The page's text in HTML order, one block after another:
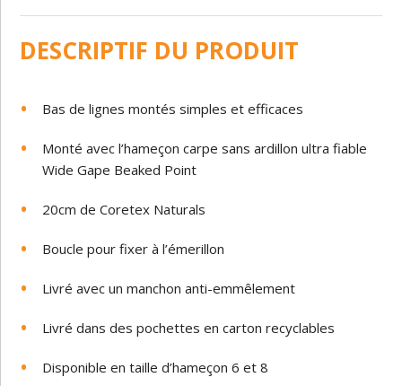
DESCRIPTIF DU PRODUIT
Bas de lignes montés simples et efficaces
Monté avec l’hameçon carpe sans ardillon ultra fiable
Wide Gape Beaked Point
20cm de Coretex Naturals
Boucle pour fixer à l’émerillon
Livré avec un manchon anti-emmêlement
Livré dans des pochettes en cartonrecyclables
Disponible en tailled’hameçon 6 et 8